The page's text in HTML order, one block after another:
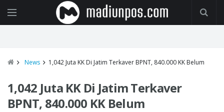
News 1,042 Juta KK Di Jatim Terkaver BPNT, 840.000 KK Belum
1,042 Juta KK Di Jatim Terkaver
BPNT, 840.000 KK Belum